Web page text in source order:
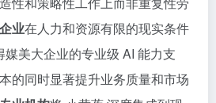
业在人力和资源有限的现实条件
美大企业的专业级 AI 能力支
的同时显著提升业务质量和市场